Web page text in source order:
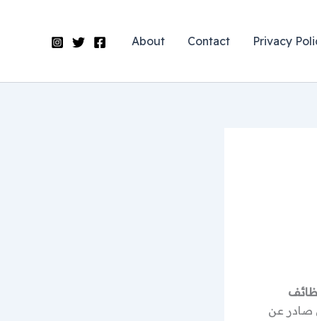
Privacy
Contact
About
صادر عن